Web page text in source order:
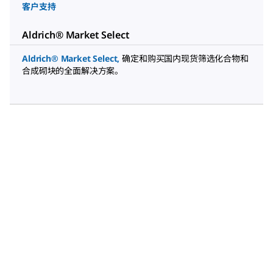
客户支持
Aldrich® Market Select
Aldrich® Market Select, 确定和购买国内现货筛选化合物和
合成砌块的全面解决方案。